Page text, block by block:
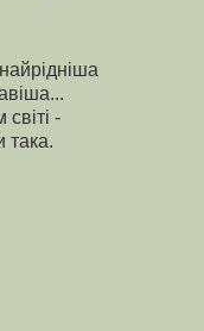
світі -
така.